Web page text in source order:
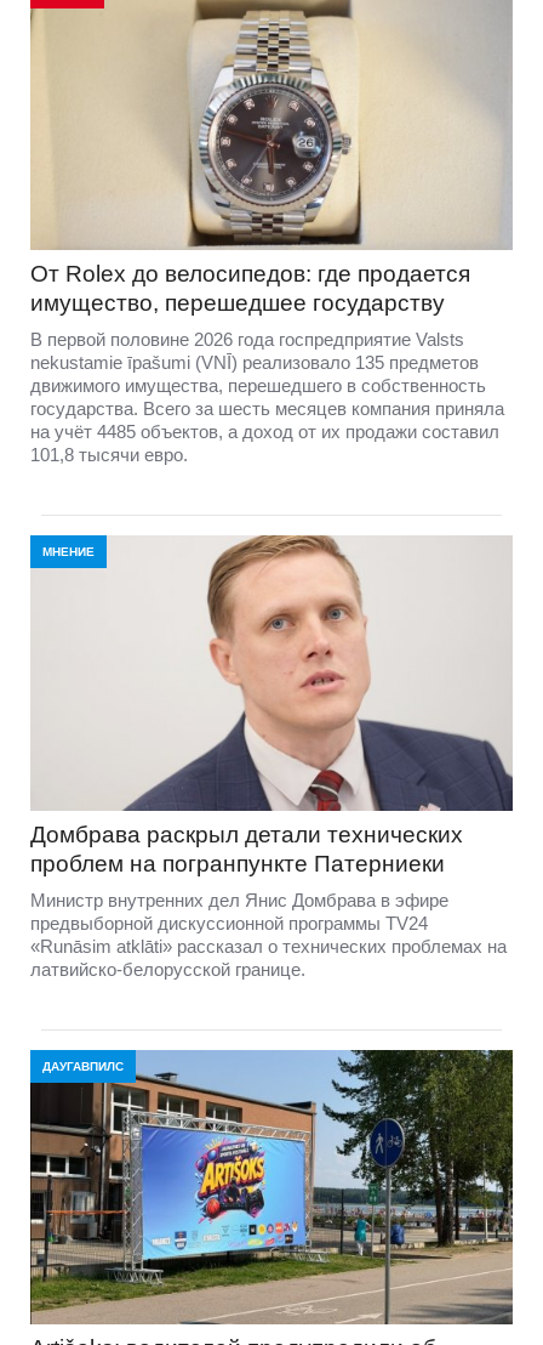
От Rolex до велосипедов: где продается
имущество, перешедшее государству
В первой половине 2026 года госпредприятие Valsts
nekustamie īpašumi (VNĪ) реализовало 135 предметов
движимого имущества, перешедшего в собственность
государства. Всего за шесть месяцев компания приняла
на учёт 4485 объектов, а доход от их продажи составил
101,8 тысячи евро.
МНЕНИЕ
Домбравa раскрыл детали технических
проблем на погранпункте Патерниеки
Министр внутренних дел Янис Домбрава в эфире
предвыборной дискуссионной программы TV24
«Runāsim atklāti» рассказал о технических проблемах на
латвийско-белорусской границе.
ДАУГАВПИЛС